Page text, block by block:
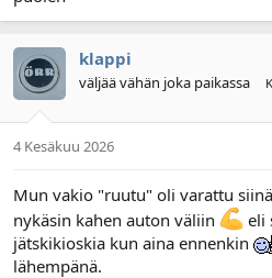
klappi
väljää vähän joka paikassa
4 Kesäkuu 2026
Mun vakio "ruutu" oli varattu
nykäsin kahen auton väliin
eli
jätskikioskia kun aina ennenkin
lähempänä.